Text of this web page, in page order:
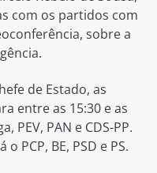
com os partidos com
sobre a
de Estado, as
entre as 15:30 e as
PEV, PAN e CDS-PP.
PCP, BE, PSD e PS.